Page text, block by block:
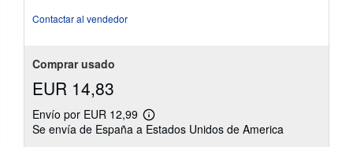
Contactar al vendedor
Comprar usado
EUR 14,83
Envío por EUR 12,99
Más
información
Se envía de España a Estados Unidos de America